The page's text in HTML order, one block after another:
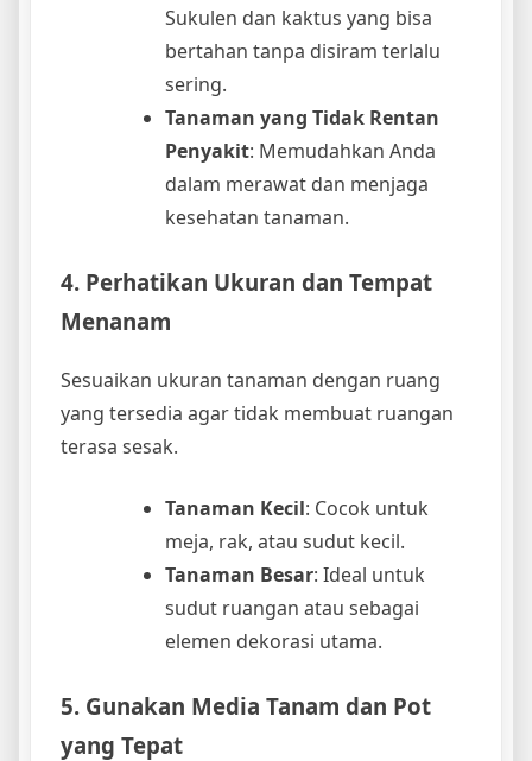
Sukulen dan kaktus yang bisa
bertahan tanpa disiram terlalu
sering.
Tanaman yang Tidak Rentan
Penyakit: Memudahkan Anda
dalam merawat dan menjaga
kesehatan tanaman.
4. Perhatikan Ukuran dan Tempat
Menanam
Sesuaikan ukuran tanaman dengan ruang
yang tersedia agar tidak membuat ruangan
terasa sesak.
Tanaman Kecil: Cocok untuk
meja, rak, atau sudut kecil.
Tanaman Besar: Ideal untuk
sudut ruangan atau sebagai
elemen dekorasi utama.
5. Gunakan Media Tanam dan Pot
yang Tepat